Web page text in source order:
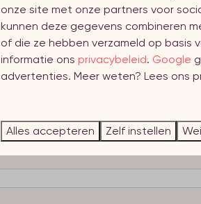
onze site met onze partners voor
kunnen deze gegevens combineren
of die ze hebben verzameld op basis
informatie ons privacybeleid. Google
advertenties. Meer weten? Lees ons
Alles accepteren Zelf instellen